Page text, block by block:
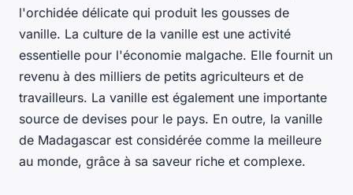
l'orchidée délicate qui produit les gousses de
vanille. La culture de la vanille est une activité
essentielle pour l'économie malgache. Elle fournit un
revenu à des milliers de petits agriculteurs et de
travailleurs. La vanille est également une importante
source de devises pour le pays. En outre, la vanille
de Madagascar est considérée comme la meilleure
au monde, grâce à sa saveur riche et complexe.